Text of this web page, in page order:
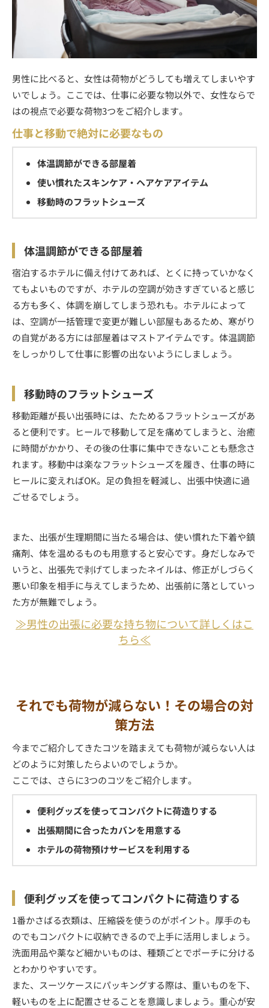
男性に比べると、女性は荷物がどうしても増えてしまいやす
いでしょう。ここでは、仕事に必要な物以外で、女性ならで
はの視点で必要な荷物3つをご紹介します。
仕事と移動で絶対に必要なもの
体温調節ができる部屋着
使い慣れたスキンケア・ヘアケアアイテム
移動時のフラットシューズ
体温調節ができる部屋着
宿泊するホテルに備え付けてあれば、とくに持っていかなく
てもよいものですが、ホテルの空調が効きすぎていると感じ
る方も多く、体調を崩してしまう恐れも。ホテルによって
は、空調が一括管理で変更が難しい部屋もあるため、寒がり
の自覚がある方には部屋着はマストアイテムです。体温調節
をしっかりして仕事に影響の出ないようにしましょう。
移動時のフラットシューズ
移動距離が長い出張時には、たためるフラットシューズがあ
ると便利です。ヒールで移動して足を痛めてしまうと、治癒
に時間がかかり、その後の仕事に集中できないことも懸念さ
れます。移動中は楽なフラットシューズを履き、仕事の時に
ヒールに変えればOK。足の負担を軽減し、出張中快適に過
ごせるでしょう。
また、出張が生理期間に当たる場合は、使い慣れた下着や鎮
痛剤、体を温めるものも用意すると安心です。身だしなみで
いうと、出張先で剥げてしまったネイルは、修正がしづらく
悪い印象を相手に与えてしまうため、出張前に落としていっ
た方が無難でしょう。
≫男性の出張に必要な持ち物について詳しくはこ
ちら≪
それでも荷物が減らない！その場合の対
策方法
今までご紹介してきたコツを踏まえても荷物が減らない人は
どのように対策したらよいのでしょうか。
ここでは、さらに3つのコツをご紹介します。
便利グッズを使ってコンパクトに荷造りする
出張期間に合ったカバンを用意する
ホテルの荷物預けサービスを利用する
便利グッズを使ってコンパクトに荷造りする
1番かさばる衣類は、圧縮袋を使うのがポイント。厚手のも
のでもコンパクトに収納できるので上手に活用しましょう。
洗面用品や薬など細かいものは、種類ごとでポーチに分ける
とわかりやすいです。
また、スーツケースにパッキングする際は、重いものを下、
軽いものを上に配置させることを意識しましょう。重心が安